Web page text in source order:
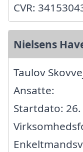
CVR:
Nielsens
Taulov
Ansatte:
Startdato: